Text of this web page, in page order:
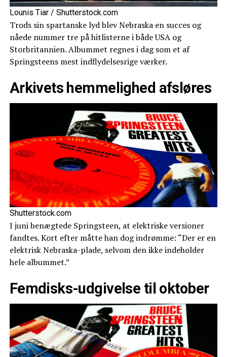
Lounis Tiar / Shutterstock.com
Trods sin spartanske lyd blev Nebraska en succes og
nåede nummer tre på hitlisterne i både USA og
Storbritannien. Albummet regnes i dag som et af
Springsteens mest indflydelsesrige værker.
Arkivets hemmelighed afsløres
Shutterstock.com
I juni benægtede Springsteen, at elektriske versioner
fandtes. Kort efter måtte han dog indrømme: “Der er en
elektrisk Nebraska-plade, selvom den ikke indeholder
hele albummet.”
Femdisks-udgivelse til oktober